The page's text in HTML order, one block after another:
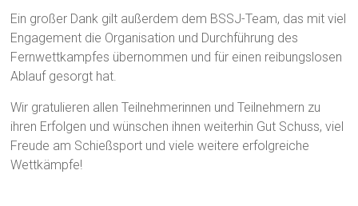
Ein großer Dank gilt außerdem dem BSSJ-Team, das mit viel
Engagement die Organisation und Durchführung des
Fernwettkampfes übernommen und für einen reibungslosen
Ablauf gesorgt hat.
Wir gratulieren allen Teilnehmerinnen und Teilnehmern zu
ihren Erfolgen und wünschen ihnen weiterhin Gut Schuss, viel
Freude am Schießsport und viele weitere erfolgreiche
Wettkämpfe!